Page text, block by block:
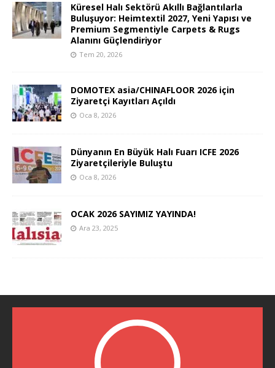
Küresel Halı Sektörü Akıllı Bağlantılarla
Buluşuyor: Heimtextil 2027, Yeni Yapısı ve
Premium Segmentiyle Carpets & Rugs
Alanını Güçlendiriyor
Tem 20, 2026
DOMOTEX asia/CHINAFLOOR 2026 için
Ziyaretçi Kayıtları Açıldı
Oca 8, 2026
Dünyanın En Büyük Halı Fuarı ICFE 2026
Ziyaretçileriyle Buluştu
Oca 8, 2026
OCAK 2026 SAYIMIZ YAYINDA!
Ara 23, 2025